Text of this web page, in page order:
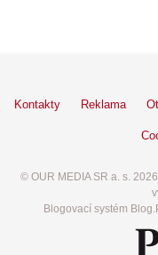
Kontakty Reklama
© OUR MEDIA SR a. s.
Blogovací systém